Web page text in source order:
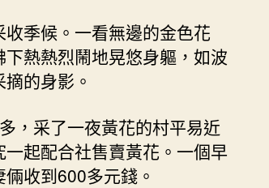
季候。一看無邊的金色花
熱熱烈鬧地晃悠身軀，如波
的身影。
采了一夜黃花的村平易近
起配合社售賣黃花。一個早
收到600多元錢。